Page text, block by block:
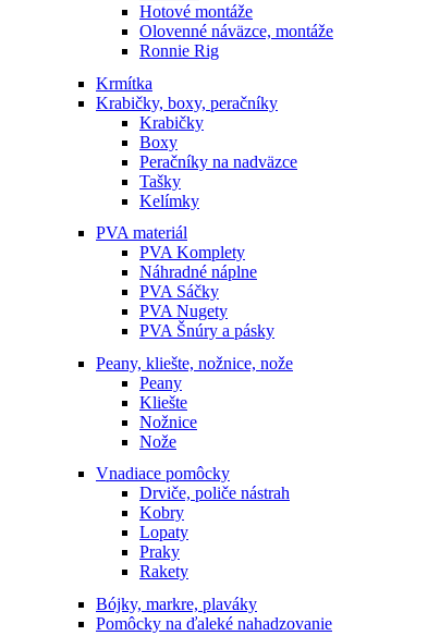
Hotové montáže
Olovenné náväzce, montáže
Ronnie Rig
Krmítka
Krabičky, boxy, peračníky
Krabičky
Boxy
Peračníky na nadväzce
Tašky
Kelímky
PVA materiál
PVA Komplety
Náhradné náplne
PVA Sáčky
PVA Nugety
PVA Šnúry a pásky
Peany, kliešte, nožnice, nože
Peany
Kliešte
Nožnice
Nože
Vnadiace pomôcky
Drviče, poliče nástrah
Kobry
Lopaty
Praky
Rakety
Bójky, markre, plaváky
Pomôcky na ďaleké nahadzovanie